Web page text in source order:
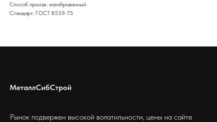
Способ произв.: калиброванный
Стандарт: ГОСТ 8559-75
МеталлСибСтрой
Рынок подвержен высокой волатильности, цены на сайте